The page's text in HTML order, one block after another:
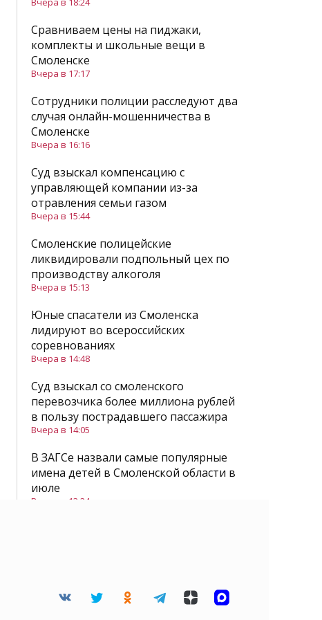
Сравниваем цены на пиджаки,
комплекты и школьные вещи в
Смоленске
Вчера в 17:17
Сотрудники полиции расследуют два
случая онлайн-мошенничества в
Смоленске
Вчера в 16:16
Суд взыскал компенсацию с
управляющей компании из-за
отравления семьи газом
Вчера в 15:44
Смоленские полицейские
ликвидировали подпольный цех по
производству алкоголя
Вчера в 15:13
Юные спасатели из Смоленска
лидируют во всероссийских
соревнованиях
Вчера в 14:48
Суд взыскал со смоленского
перевозчика более миллиона рублей
в пользу пострадавшего пассажира
Вчера в 14:05
В ЗАГСе назвали самые популярные
имена детей в Смоленской области в
июле
Вчера в 13:24